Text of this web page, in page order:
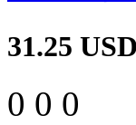
31.25 USD
0 0 0